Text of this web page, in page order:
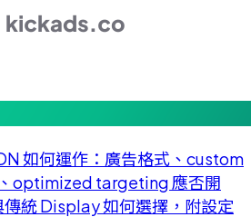
如何運作：廣告格式、custom
optimized targeting 應否開
統 Display 如何選擇，附設定